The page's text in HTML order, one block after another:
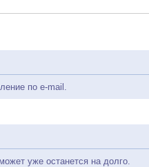
по e-mail.
уже останется на долго.